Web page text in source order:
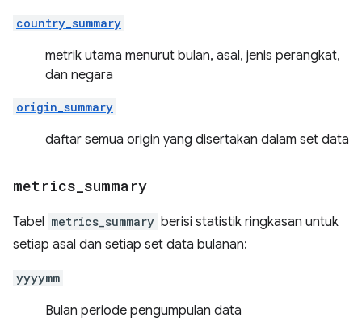
country_summary
metrik utama menurut bulan, asal, jenis perangkat,
dan negara
origin_summary
daftar semua origin yang disertakan dalam set data
metrics summary
Tabel metrics_summary berisi statistik ringkasan untuk
setiap asal dan setiap set data bulanan:
yyyymm
Bulan periode pengumpulan data